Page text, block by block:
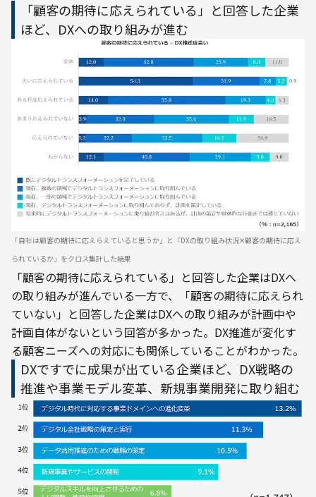
「顧客の期待に応えられている」と回答した企業
ほど、DXへの取り組みが進む
「自社は顧客の期待に応えらえていると思うか」と「DXの取り組み状況✕顧客の期待に応え
られているか」をクロス集計した結果
「顧客の期待に応えられている」と回答した企業はDXへ
の取り組みが進んでいる一方で、「顧客の期待に応えられ
ていない」と回答した企業はDXへの取り組みが計画中や
計画自体がないという回答が多かった。DX推進が変化す
る顧客ニーズへの対応にも関係していることがわかった。
DXですでに成果が出ている企業ほど、DX戦略の
推進や事業モデル変革、新規事業開発に取り組む